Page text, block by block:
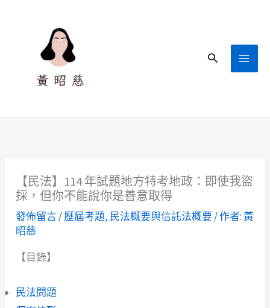
搜
【民法】114 年試題地方特考地政：即使我盜
採，但你不能說你是善意取得
發佈留言/歷屆考題, 民法概要與信託法概要 / 作者:黃
昭慈
【目錄】
民法問題